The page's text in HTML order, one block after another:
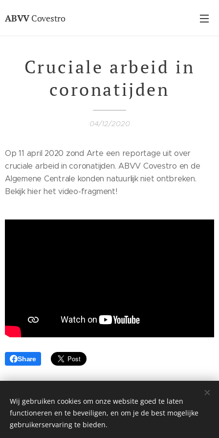
ABVVCovestro
Cruciale arbeid in
coronatijden
04/12/2020
Op 11 april 2020 zond Arte een reportage uit over
cruciale arbeid in coronatijden. ABVV Covestro en de
Algemene Centrale konden natuurlijk niet ontbreken.
Bekijk hier het video-fragment!
Share
Wij gebruiken cookies om onze website goed te laten
functioneren en te beveiligen, en om je de best mogelijke
gebruikerservaring te bieden.